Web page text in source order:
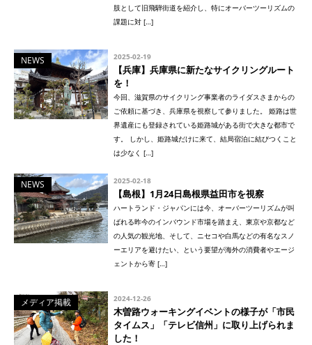
肢として旧飛騨街道を紹介し、特にオーバーツーリズムの
課題に対 […]
NEWS 2025-02-19
【兵庫】兵庫県に新たなサイクリングルート
を！
今回、滋賀県のサイクリング事業者のライダスさまからの
ご依頼に基づき、兵庫県を視察して参りました。 姫路は世
界遺産にも登録されている姫路城がある街で大きな都市で
す。 しかし、姫路城だけに来て、結局宿泊に結びつくこと
は少なく […]
NEWS 2025-02-18
【島根】1月24日島根県益田市を視察
ハートランド・ジャパンには今、オーバーツーリズムが叫
ばれる昨今のインバウンド市場を踏まえ、東京や京都など
の人気の観光地、そして、ニセコや白馬などの有名なスノ
ーエリアを避けたい、という要望が海外の消費者やエージ
ェントから寄 […]
メディア掲載 2024-12-26
木曽路ウォーキングイベントの様子が「市民
タイムス」「テレビ信州」に取り上げられま
した！